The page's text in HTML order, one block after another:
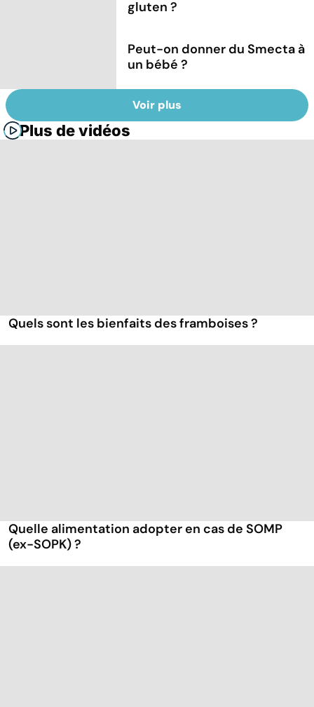
gluten ?
Peut-on donner du Smecta à
un bébé ?
Voir plus
Plus de vidéos
Quels sont les bienfaits des framboises ?
Quelle alimentation adopter en cas de SOMP
(ex-SOPK) ?